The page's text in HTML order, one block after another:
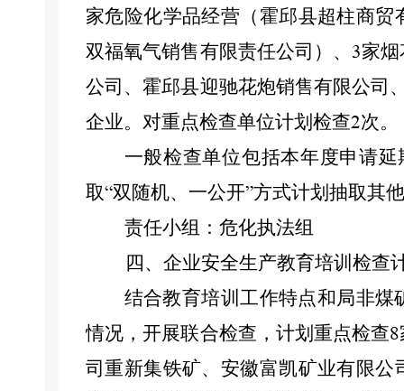
家危险化学品经营（霍邱县超柱商
双福氧气销售有限责任公司）、 3家
公司、霍邱县迎驰花炮销售有限公司
企业。 对重点检查单位计划检查2次。
一般检查单位包括本年度申请延
取“双随机、一公开”方式计划抽取其他
责任小组 ： 危化执法组
四、企业安全生产教育培训检查
结合教育培训工作特点和局非
情况，开展联合检查， 计划重点检查8
司重新集铁矿、安徽富凯矿业有限